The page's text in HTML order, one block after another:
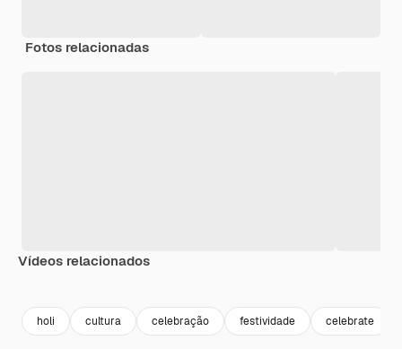
Fotos relacionadas
Vídeos relacionados
holi cultura celebração festividade celebrate